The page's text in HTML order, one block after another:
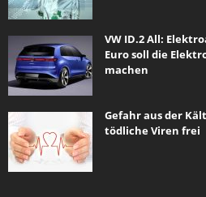
VW ID.2 All:
Euro soll die
machen
Gefahr aus der
tödliche Viren frei